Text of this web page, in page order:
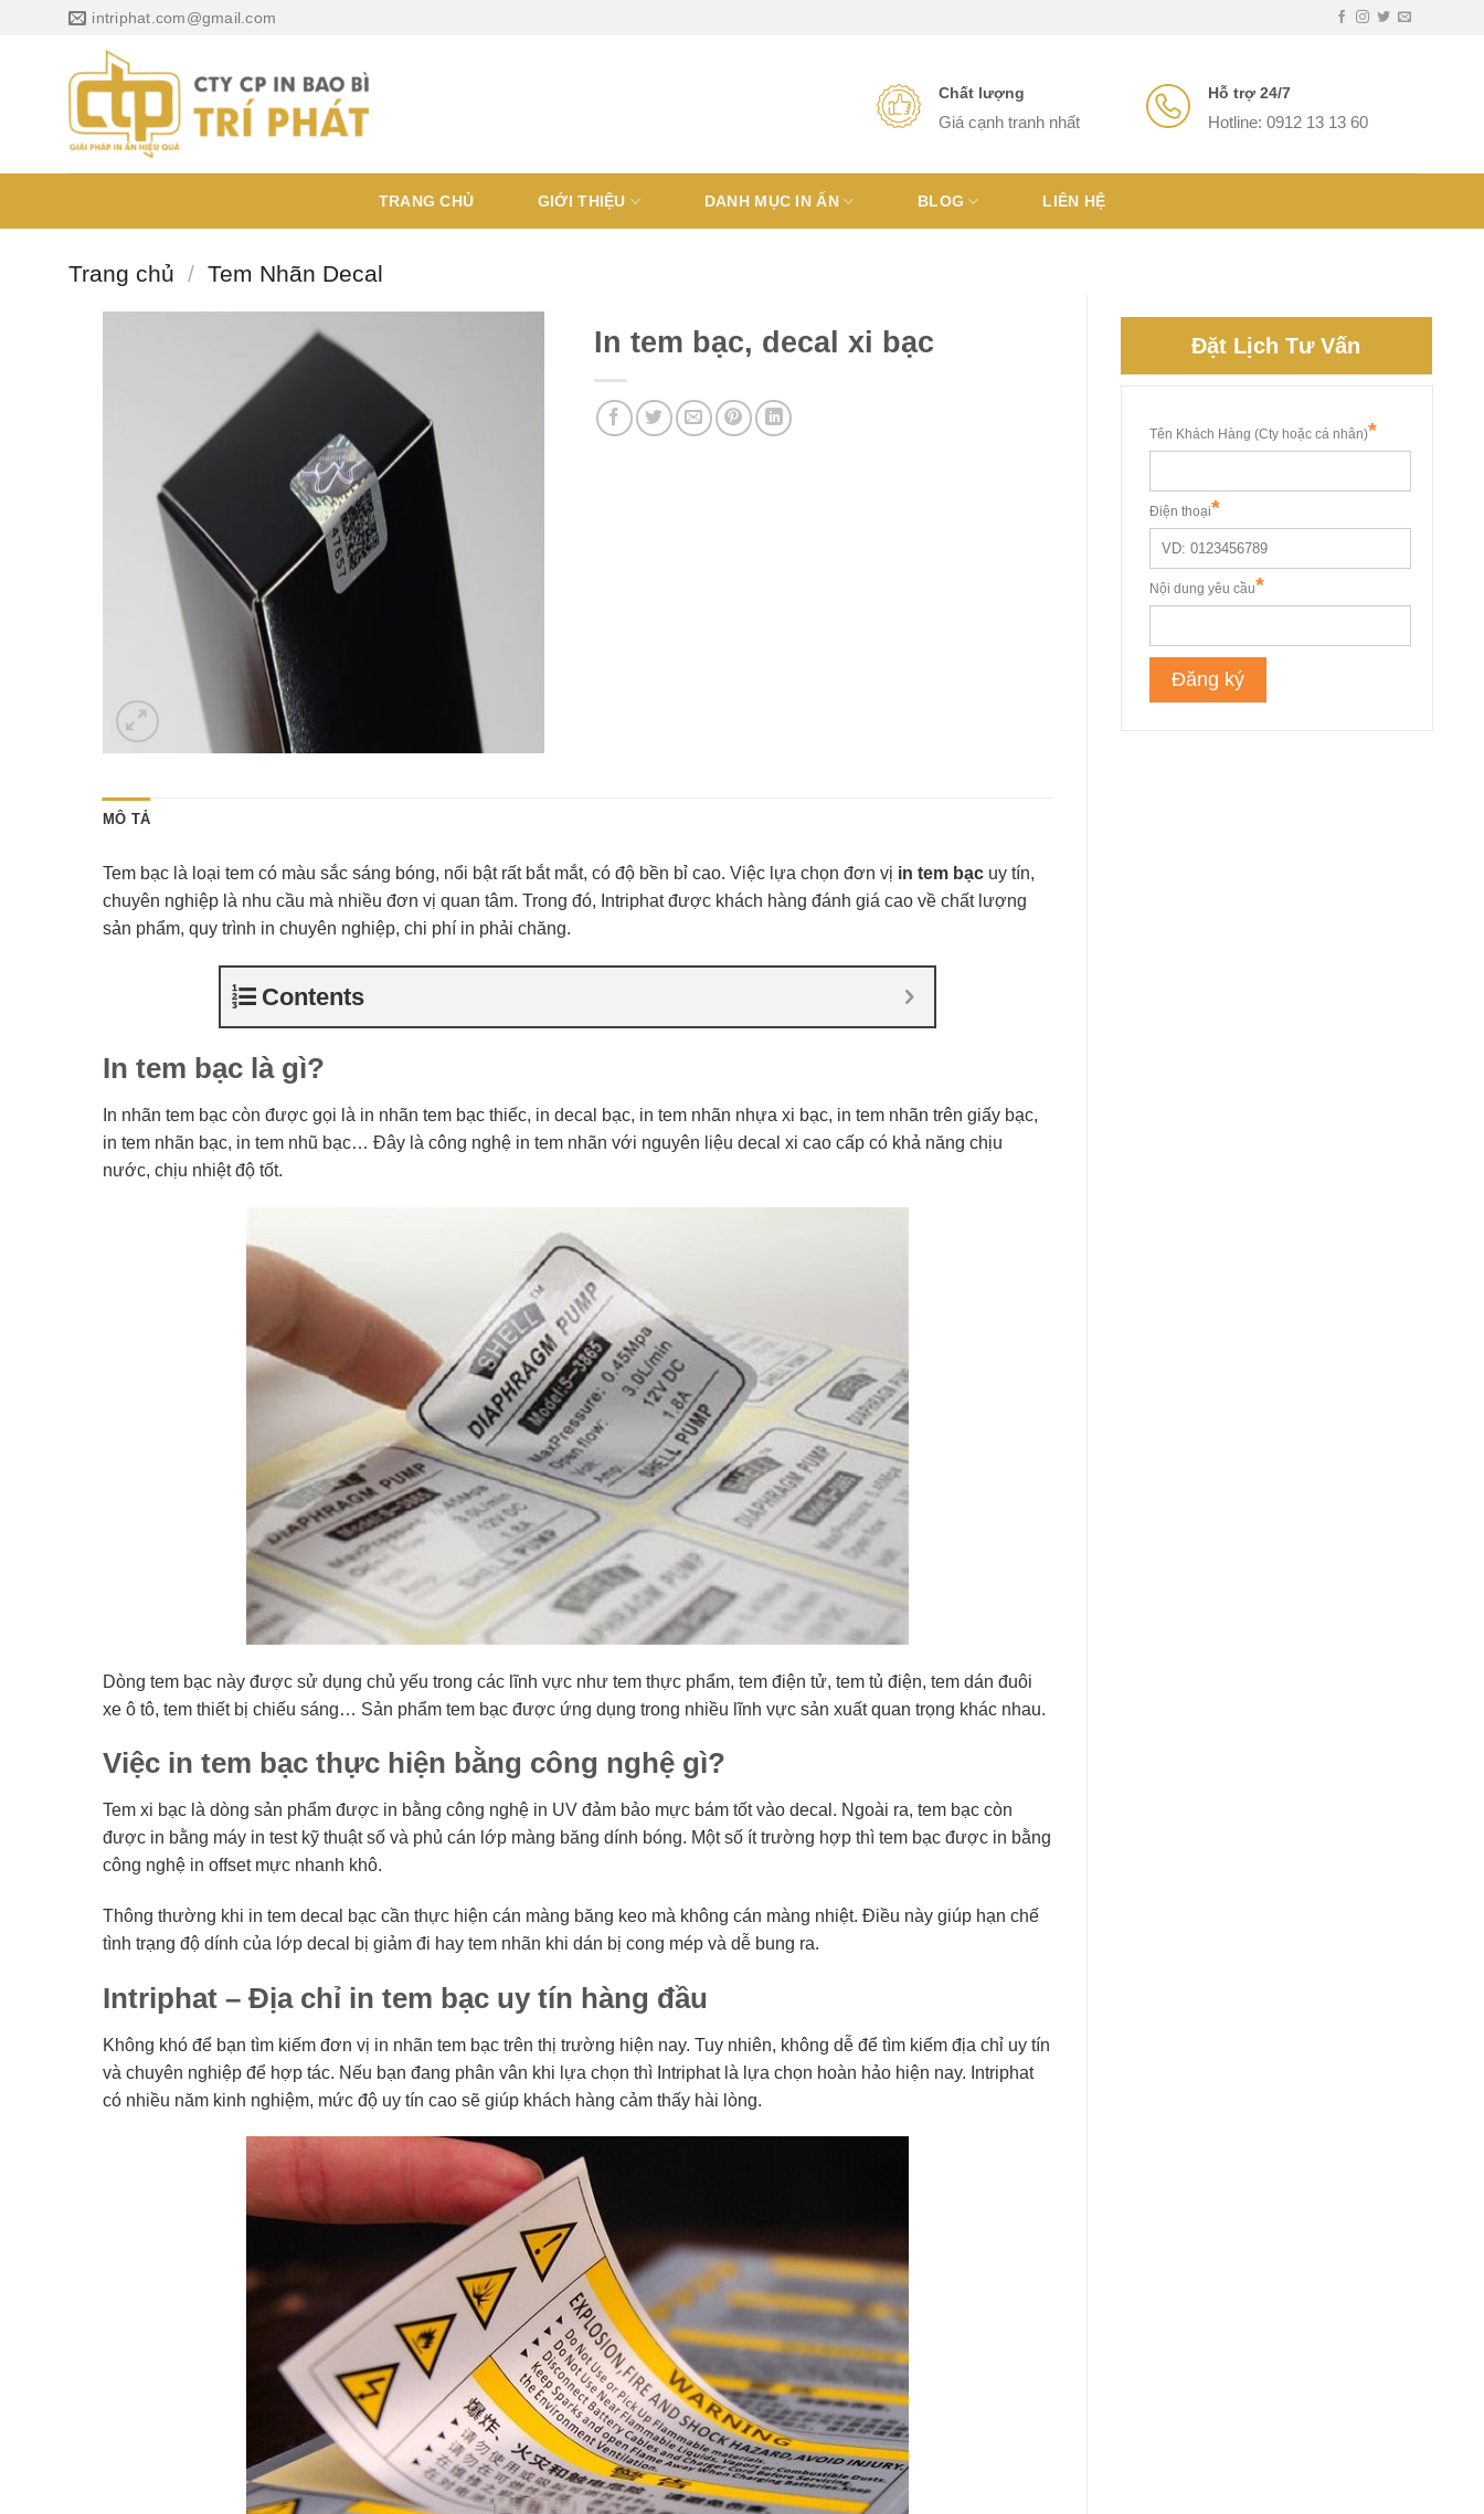
intriphat.com@gmail.com
Chất lượng
Giá cạnh tranh nhất
Hỗ trợ 24/7
Hotline: 0912 13 13 60
TRANG CHỦ GIỚI THIỆU DANH MỤC IN ẤN BLOG LIÊN HỆ
Trang chủ / Tem Nhãn Decal
Đặt Lịch Tư Vấn
In tem bạc, decal xi bạc
MÔ TẢ
Tem bạc là loại tem có màu sắc sáng bóng, nổi bật rất bắt mắt, có độ bền bỉ cao. Việc lựa chọn đơn vị in tem bạcuy tín,
chuyên nghiệp là nhu cầu mà nhiều đơn vị quan tâm. Trong đó, Intriphat được khách hàng đánh giá cao về chất lượng
sản phẩm, quy trình in chuyên nghiệp, chi phí in phải chăng.
Contents
In tem bạc là gì?
In nhãn tem bạc còn được gọi là in nhãn tem bạc thiếc, in decal bạc, in tem nhãn nhựa xi bạc, in tem nhãn trên giấy bạc,
in tem nhãn bạc, in tem nhũ bạc… Đây là công nghệ in tem nhãn với nguyên liệu decal xi cao cấp có khả năng chịu
nước, chịu nhiệt độ tốt.
Dòng tem bạc này được sử dụng chủ yếu trong các lĩnh vực như tem thực phẩm, tem điện tử, tem tủ điện, tem dán đuôi
xe ô tô, tem thiết bị chiếu sáng… Sản phẩm tem bạc được ứng dụng trong nhiều lĩnh vực sản xuất quan trọng khác nhau.
Việc in tem bạc thực hiện bằng công nghệ gì?
Tem xi bạc là dòng sản phẩm được in bằng công nghệ in UV đảm bảo mực bám tốt vào decal. Ngoài ra, tem bạc còn
được in bằng máy in test kỹ thuật số và phủ cán lớp màng băng dính bóng. Một số ít trường hợp thì tem bạc được in bằng
công nghệ in offset mực nhanh khô.
Thông thường khi in tem decal bạc cần thực hiện cán màng băng keo mà không cán màng nhiệt. Điều này giúp hạn chế
tình trạng độ dính của lớp decal bị giảm đi hay tem nhãn khi dán bị cong mép và dễ bung ra.
Intriphat – Địa chỉ in tem bạc uy tín hàng đầu
Không khó để bạn tìm kiếm đơn vị in nhãn tem bạc trên thị trường hiện nay. Tuy nhiên, không dễ để tìm kiếm địa chỉ uy tín
và chuyên nghiệp để hợp tác. Nếu bạn đang phân vân khi lựa chọn thì Intriphat là lựa chọn hoàn hảo hiện nay. Intriphat
có nhiều năm kinh nghiệm, mức độ uy tín cao sẽ giúp khách hàng cảm thấy hài lòng.